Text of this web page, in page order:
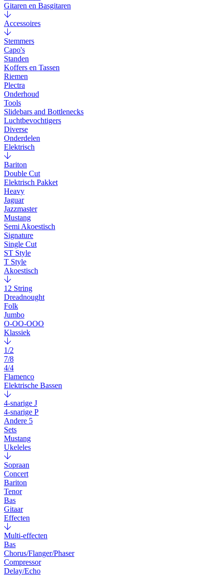
Gitaren en Basgitaren
Accessoires
Stemmers
Capo's
Standen
Koffers en Tassen
Riemen
Plectra
Onderhoud
Tools
Slidebars and Bottlenecks
Luchtbevochtigers
Diverse
Onderdelen
Elektrisch
Bariton
Double Cut
Elektrisch Pakket
Heavy
Jaguar
Jazzmaster
Mustang
Semi Akoestisch
Signature
Single Cut
ST Style
T Style
Akoestisch
12 String
Dreadnought
Folk
Jumbo
O-OO-OOO
Klassiek
1/2
7/8
4/4
Flamenco
Elektrische Bassen
4-snarige J
4-snarige P
Andere 5
Sets
Mustang
Ukeleles
Sopraan
Concert
Bariton
Tenor
Bas
Gitaar
Effecten
Multi-effecten
Bas
Chorus/Flanger/Phaser
Compressor
Delay/Echo